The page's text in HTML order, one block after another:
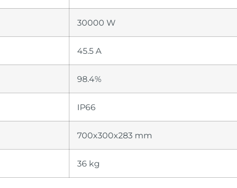
30000 W
45.5 A
98.4%
IP66
700x300x283 mm
36 kg